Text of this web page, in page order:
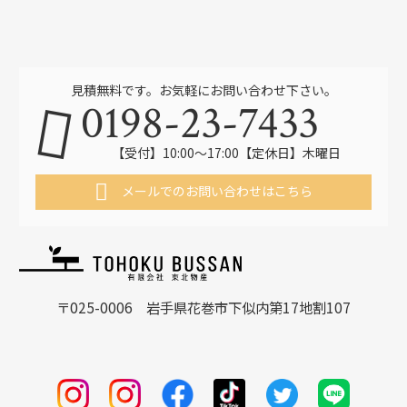
〒025-0006 岩手県花巻市下似内第17地割107
見積無料です。お気軽にお問い合わせ下さい。
0198-23-7433
【受付】10:00〜17:00【定休日】木曜日
メールでのお問い合わせはこちら